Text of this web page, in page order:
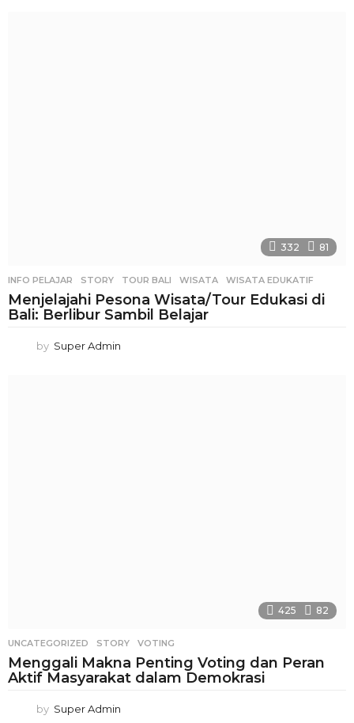
332 81
INFO PELAJAR STORY ,TOUR BALI ,WISATA ,WISATA EDUKATIF
Menjelajahi Pesona Wisata/Tour Edukasi di
Bali: Berlibur Sambil Belajar
by Super Admin
425 82
UNCATEGORIZED STORY ,VOTING
Menggali Makna Penting Voting dan Peran
Aktif Masyarakat dalam Demokrasi
by Super Admin